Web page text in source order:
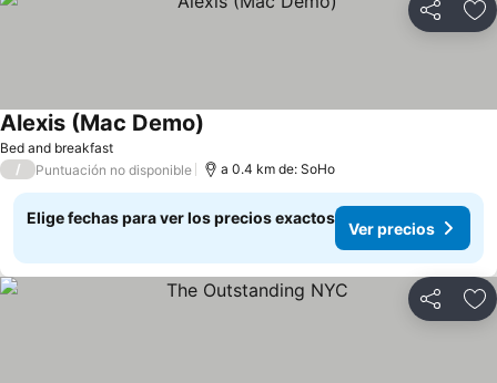
Compartir
Bed and breakfast
Alexis (Mac Demo)
/ Puntuación no disponible a 0.4 km de: SoHo
Elige fechas para ver los precios exactos
Ver precios
Compartir